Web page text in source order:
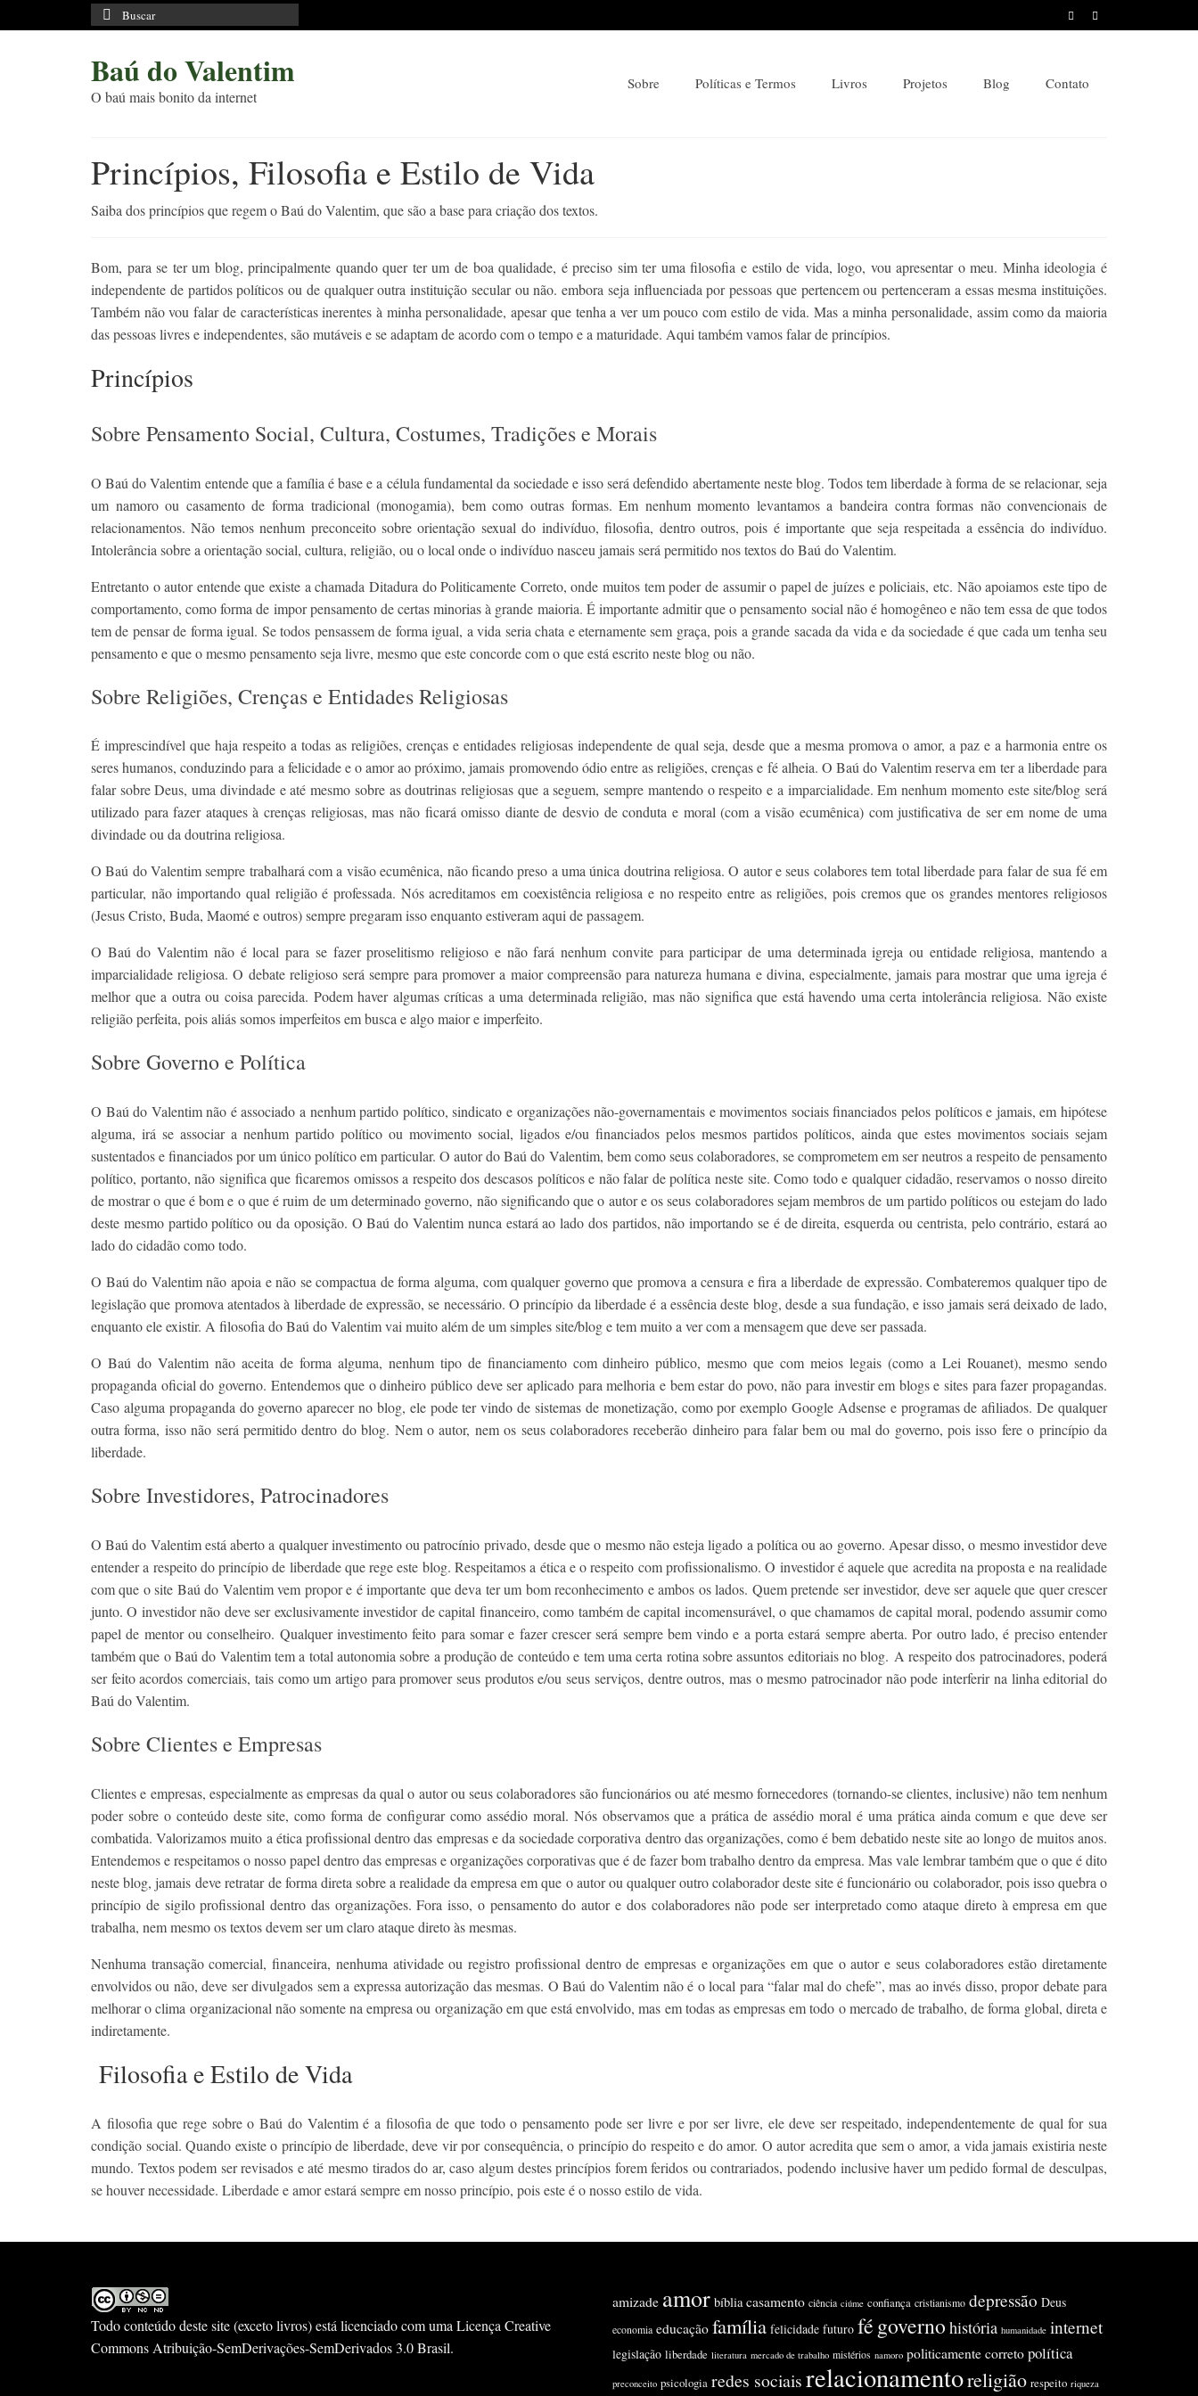
Buscar
por:
Baú do Valentim
O baú mais bonito da internet
Sobre Políticas e Termos Livros Projetos Blog Contato
Princípios, Filosofia e Estilo de Vida
Saiba dos princípios que regem o Baú do Valentim, que são a base para criação dos textos.
Bom, para se ter um blog, principalmente quando quer ter um de boa qualidade, é preciso sim ter uma filosofia e estilo de vida, logo, vou apresentar o meu. Minha ideologia é
independente de partidos políticos ou de qualquer outra instituição secular ou não. embora seja influenciada por pessoas que pertencem ou pertenceram a essas mesma instituições.
Também não vou falar de características inerentes à minha personalidade, apesar que tenha a ver um pouco com estilo de vida. Mas a minha personalidade, assim como da maioria
das pessoas livres e independentes, são mutáveis e se adaptam de acordo com o tempo e a maturidade. Aqui também vamos falar de princípios.
Princípios
Sobre Pensamento Social, Cultura, Costumes, Tradições e Morais
O Baú do Valentim entende que a família é base e a célula fundamental da sociedade e isso será defendido abertamente neste blog. Todos tem liberdade à forma de se relacionar, seja
um namoro ou casamento de forma tradicional (monogamia), bem como outras formas. Em nenhum momento levantamos a bandeira contra formas não convencionais de
relacionamentos. Não temos nenhum preconceito sobre orientação sexual do indivíduo, filosofia, dentro outros, pois é importante que seja respeitada a essência do indivíduo.
Intolerância sobre a orientação social, cultura, religião, ou o local onde o indivíduo nasceu jamais será permitido nos textos do Baú do Valentim.
Entretanto o autor entende que existe a chamada Ditadura do Politicamente Correto, onde muitos tem poder de assumir o papel de juízes e policiais, etc. Não apoiamos este tipo de
comportamento, como forma de impor pensamento de certas minorias à grande maioria. É importante admitir que o pensamento social não é homogêneo e não tem essa de que todos
tem de pensar de forma igual. Se todos pensassem de forma igual, a vida seria chata e eternamente sem graça, pois a grande sacada da vida e da sociedade é que cada um tenha seu
pensamento e que o mesmo pensamento seja livre, mesmo que este concorde com o que está escrito neste blog ou não.
Sobre Religiões, Crenças e Entidades Religiosas
É imprescindível que haja respeito a todas as religiões, crenças e entidades religiosas independente de qual seja, desde que a mesma promova o amor, a paz e a harmonia entre os
seres humanos, conduzindo para a felicidade e o amor ao próximo, jamais promovendo ódio entre as religiões, crenças e fé alheia. O Baú do Valentim reserva em ter a liberdade para
falar sobre Deus, uma divindade e até mesmo sobre as doutrinas religiosas que a seguem, sempre mantendo o respeito e a imparcialidade. Em nenhum momento este site/blog será
utilizado para fazer ataques à crenças religiosas, mas não ficará omisso diante de desvio de conduta e moral (com a visão ecumênica) com justificativa de ser em nome de uma
divindade ou da doutrina religiosa.
O Baú do Valentim sempre trabalhará com a visão ecumênica, não ficando preso a uma única doutrina religiosa. O autor e seus colabores tem total liberdade para falar de sua fé em
particular, não importando qual religião é professada. Nós acreditamos em coexistência religiosa e no respeito entre as religiões, pois cremos que os grandes mentores religiosos
(Jesus Cristo, Buda, Maomé e outros) sempre pregaram isso enquanto estiveram aqui de passagem.
O Baú do Valentim não é local para se fazer proselitismo religioso e não fará nenhum convite para participar de uma determinada igreja ou entidade religiosa, mantendo a
imparcialidade religiosa. O debate religioso será sempre para promover a maior compreensão para natureza humana e divina, especialmente, jamais para mostrar que uma igreja é
melhor que a outra ou coisa parecida. Podem haver algumas críticas a uma determinada religião, mas não significa que está havendo uma certa intolerância religiosa. Não existe
religião perfeita, pois aliás somos imperfeitos em busca e algo maior e imperfeito.
Sobre Governo e Política
O Baú do Valentim não é associado a nenhum partido político, sindicato e organizações não-governamentais e movimentos sociais financiados pelos políticos e jamais, em hipótese
alguma, irá se associar a nenhum partido político ou movimento social, ligados e/ou financiados pelos mesmos partidos políticos, ainda que estes movimentos sociais sejam
sustentados e financiados por um único político em particular. O autor do Baú do Valentim, bem como seus colaboradores, se comprometem em ser neutros a respeito de pensamento
político, portanto, não significa que ficaremos omissos a respeito dos descasos políticos e não falar de política neste site. Como todo e qualquer cidadão, reservamos o nosso direito
de mostrar o que é bom e o que é ruim de um determinado governo, não significando que o autor e os seus colaboradores sejam membros de um partido políticos ou estejam do lado
deste mesmo partido político ou da oposição. O Baú do Valentim nunca estará ao lado dos partidos, não importando se é de direita, esquerda ou centrista, pelo contrário, estará ao
lado do cidadão como todo.
O Baú do Valentim não apoia e não se compactua de forma alguma, com qualquer governo que promova a censura e fira a liberdade de expressão. Combateremos qualquer tipo de
legislação que promova atentados à liberdade de expressão, se necessário. O princípio da liberdade é a essência deste blog, desde a sua fundação, e isso jamais será deixado de lado,
enquanto ele existir. A filosofia do Baú do Valentim vai muito além de um simples site/blog e tem muito a ver com a mensagem que deve ser passada.
O Baú do Valentim não aceita de forma alguma, nenhum tipo de financiamento com dinheiro público, mesmo que com meios legais (como a Lei Rouanet), mesmo sendo
propaganda oficial do governo. Entendemos que o dinheiro público deve ser aplicado para melhoria e bem estar do povo, não para investir em blogs e sites para fazer propagandas.
Caso alguma propaganda do governo aparecer no blog, ele pode ter vindo de sistemas de monetização, como por exemplo Google Adsense e programas de afiliados. De qualquer
outra forma, isso não será permitido dentro do blog. Nem o autor, nem os seus colaboradores receberão dinheiro para falar bem ou mal do governo, pois isso fere o princípio da
liberdade.
Sobre Investidores, Patrocinadores
O Baú do Valentim está aberto a qualquer investimento ou patrocínio privado, desde que o mesmo não esteja ligado a política ou ao governo. Apesar disso, o mesmo investidor deve
entender a respeito do princípio de liberdade que rege este blog. Respeitamos a ética e o respeito com profissionalismo. O investidor é aquele que acredita na proposta e na realidade
com que o site Baú do Valentim vem propor e é importante que deva ter um bom reconhecimento e ambos os lados. Quem pretende ser investidor, deve ser aquele que quer crescer
junto. O investidor não deve ser exclusivamente investidor de capital financeiro, como também de capital incomensurável, o que chamamos de capital moral, podendo assumir como
papel de mentor ou conselheiro. Qualquer investimento feito para somar e fazer crescer será sempre bem vindo e a porta estará sempre aberta. Por outro lado, é preciso entender
também que o Baú do Valentim tem a total autonomia sobre a produção de conteúdo e tem uma certa rotina sobre assuntos editoriais no blog. A respeito dos patrocinadores, poderá
ser feito acordos comerciais, tais como um artigo para promover seus produtos e/ou seus serviços, dentre outros, mas o mesmo patrocinador não pode interferir na linha editorial do
Baú do Valentim.
Sobre Clientes e Empresas
Clientes e empresas, especialmente as empresas da qual o autor ou seus colaboradores são funcionários ou até mesmo fornecedores (tornando-se clientes, inclusive) não tem nenhum
poder sobre o conteúdo deste site, como forma de configurar como assédio moral. Nós observamos que a prática de assédio moral é uma prática ainda comum e que deve ser
combatida. Valorizamos muito a ética profissional dentro das empresas e da sociedade corporativa dentro das organizações, como é bem debatido neste site ao longo de muitos anos.
Entendemos e respeitamos o nosso papel dentro das empresas e organizações corporativas que é de fazer bom trabalho dentro da empresa. Mas vale lembrar também que o que é dito
neste blog, jamais deve retratar de forma direta sobre a realidade da empresa em que o autor ou qualquer outro colaborador deste site é funcionário ou colaborador, pois isso quebra o
princípio de sigilo profissional dentro das organizações. Fora isso, o pensamento do autor e dos colaboradores não pode ser interpretado como ataque direto à empresa em que
trabalha, nem mesmo os textos devem ser um claro ataque direto às mesmas.
Nenhuma transação comercial, financeira, nenhuma atividade ou registro profissional dentro de empresas e organizações em que o autor e seus colaboradores estão diretamente
envolvidos ou não, deve ser divulgados sem a expressa autorização das mesmas. O Baú do Valentim não é o local para “falar mal do chefe”, mas ao invés disso, propor debate para
melhorar o clima organizacional não somente na empresa ou organização em que está envolvido, mas em todas as empresas em todo o mercado de trabalho, de forma global, direta e
indiretamente.
Filosofia e Estilo de Vida
A filosofia que rege sobre o Baú do Valentim é a filosofia de que todo o pensamento pode ser livre e por ser livre, ele deve ser respeitado, independentemente de qual for sua
condição social. Quando existe o princípio de liberdade, deve vir por consequência, o princípio do respeito e do amor. O autor acredita que sem o amor, a vida jamais existiria neste
mundo. Textos podem ser revisados e até mesmo tirados do ar, caso algum destes princípios forem feridos ou contrariados, podendo inclusive haver um pedido formal de desculpas,
se houver necessidade. Liberdade e amor estará sempre em nosso princípio, pois este é o nosso estilo de vida.
Todo conteúdo deste site (exceto livros) está licenciado com uma Licença Creative
Commons Atribuição-SemDerivações-SemDerivados 3.0 Brasil.
amizade amor bíblia casamento ciência ciúme confiança cristianismo depressão Deus
economia educação família felicidade futuro fégoverno história humanidade internet
legislação liberdade literatura mercado de trabalho mistérios namoro politicamente correto política
preconceito psicologia redes sociaisrelacionamentoreligião respeito riqueza